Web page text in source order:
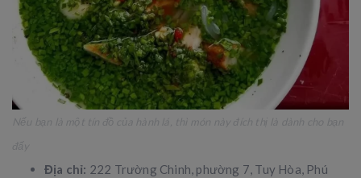
Địa chỉ: 222 Trường Chinh, phường 7, Tuy Hòa, Phú